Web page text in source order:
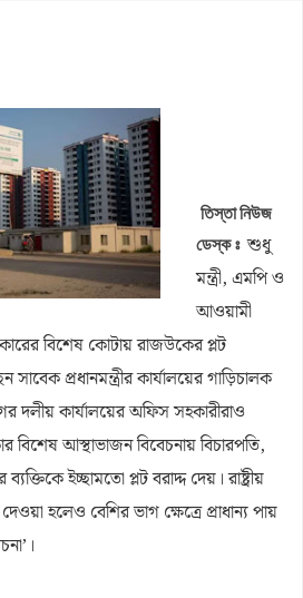
মামলায় লতিফ সিদ্দিকী গ্রেপ্তার
জামায়াত প্রার্থী দেবে কিনা, জানা গেল
কার্ডের তথ্য সংগ্রহকারী নিয়োগে অনিয়মের অভিযোগ,
সরকার গঠন করতে চায় এনসিপি: নাহিদ ইসলামতিস্তা নিউজ
ডেস্ক ঃ শুধু
মন্ত্রী, এমপি ও
আওয়ামী
বিশেষ কোটায় রাজউকের প্লট
সাবেক প্রধানমন্ত্রীর কার্যালয়ের গাড়িচালক
দলীয় কার্যালয়ের অফিস সহকারীরাও
বিশেষ আস্থাভাজন বিবেচনায় বিচারপতি,
ইচ্ছামতো প্লট বরাদ্দ দেয়। রাষ্ট্রীয়
হলেও বেশির ভাগ ক্ষেত্রে প্রাধান্য পায়